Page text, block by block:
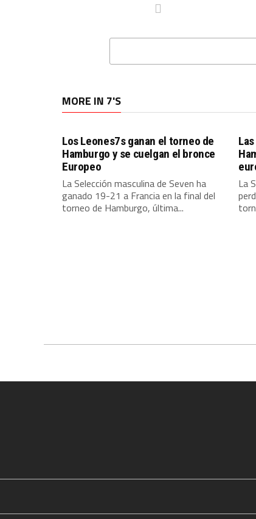
MORE IN 7'S
Los Leones7s ganan el torneo de
Hamburgo y se cuelgan el bronce
Europeo
La Selección masculina de Seven ha
ganado 19-21 a Francia en la final del
torneo de Hamburgo, última...
La